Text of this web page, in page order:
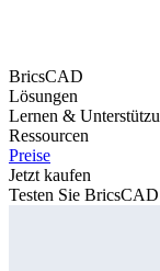
BricsCAD
Lösungen
Lernen &
Ressourcen
Preise
Jetzt kaufen
Testen Sie